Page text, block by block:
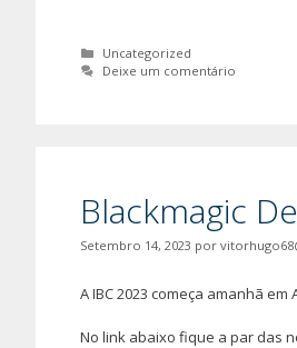
Categorias
Uncategorized
Deixe um comentário
Blackmagic
Setembro 14, 2023 por
A IBC 2023 começa amanhã em
No link abaixo fique a par das